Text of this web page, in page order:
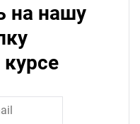
на нашу
курсе